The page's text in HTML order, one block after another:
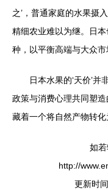
之’，普通家庭的水果摄
精细农业难以为继。日
种，以平衡高端与大众市
日本水果的‘天价’
政策与消费心理共同塑
藏着一个将自然产物转化
如若
http://
更新时